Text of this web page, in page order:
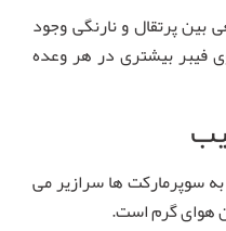
بین پرتقال و نارنگی وجود
فیبر بیشتری در هر وعده
سوپرمارکت ها سرازیر می
هوای گرم است.